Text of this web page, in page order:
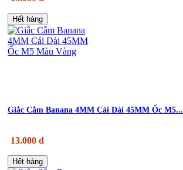
Hết hàng
Giắc Cắm Banana 4MM Cái Dài 45MM Ốc M5...
13.000 đ
Hết hàng